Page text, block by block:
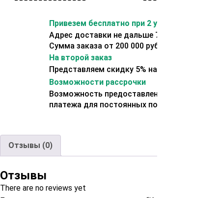
Привезем бесплатно при 2 условиях:
Адрес доставки не дальше 70 км от склада.
Сумма заказа от 200 000 рублей.
На второй заказ
Представляем скидку 5% на второй заказ
Возможности рассрочки
Возможность предоставления отсрочки
платежа для постоянных покупателей.
Отзывы (0)
Отзывы
There are no reviews yet